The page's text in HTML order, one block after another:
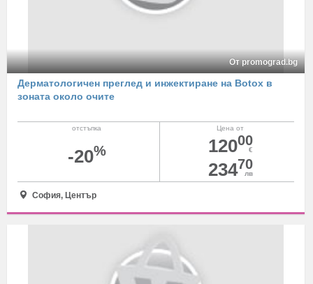
От promograd.bg
Дерматологичен преглед и инжектиране на Botox в
зоната около очите
Цена от
12000
€
23470
лв
отстъпка
-20%
София, Център